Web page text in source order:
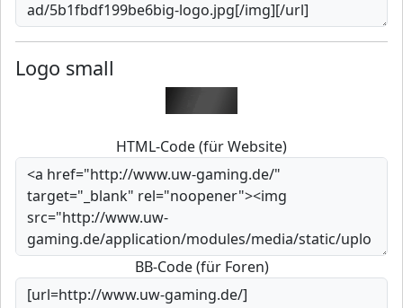
Logo small
HTML-Code (für Website)
BB-Code (für Foren)